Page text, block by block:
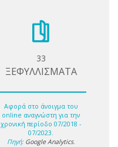
33
ΞΕΦΥΛΛΙΣΜΑΤΑ
Αφορά στο άνοιγμα του
online αναγνώστη για την
χρονική περίοδο 07/2018 -
07/2023.
Πηγή: Google Analytics.